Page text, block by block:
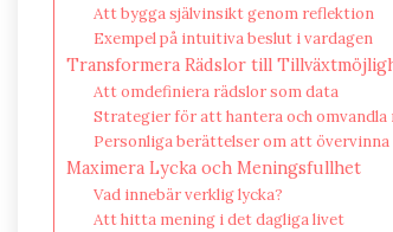
Att bygga självinsikt genom reflektion
Exempel på intuitiva beslut i vardagen
Transformera Rädslor till
Att omdefiniera rädslor som data
Strategier för att hantera och omvandla
Personliga berättelser om att
Maximera Lycka och Meningsfullhet
Vad innebär verklig lycka?
Att hitta mening i det dagliga livet